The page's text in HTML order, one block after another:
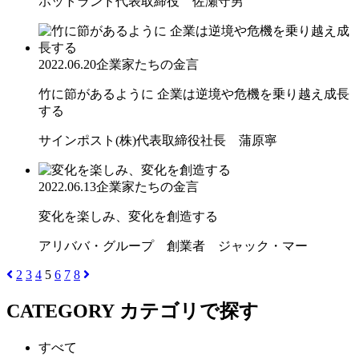
2022.06.20企業家たちの金言
竹に節があるように 企業は逆境や危機を乗り越え成長
する
サインポスト(株)代表取締役社長 蒲原寧
2022.06.13企業家たちの金言
変化を楽しみ、変化を創造する
アリババ・グループ 創業者 ジャック・マー
2 3 4 5 6 7 8
CATEGORY カテゴリで探す
すべて